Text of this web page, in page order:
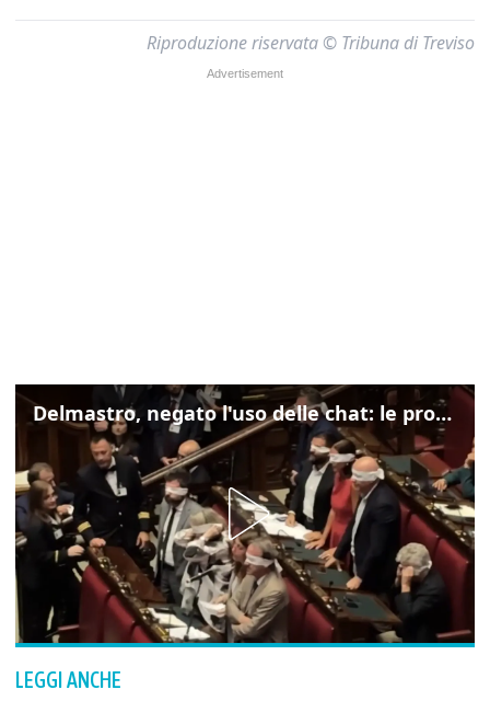
Riproduzione riservata © Tribuna di Treviso
Delmastro, negato l'uso delle chat: le proteste di Avs e M5s
LEGGI ANCHE